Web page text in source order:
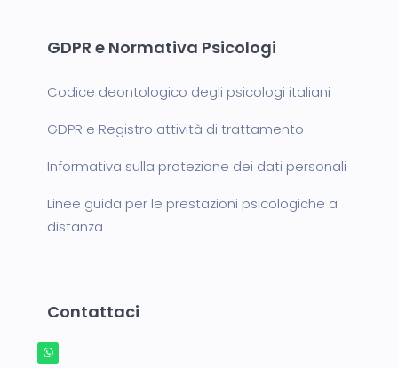
GDPR e Normativa Psicologi
Codice deontologico degli psicologi italiani
GDPR e Registro attività di trattamento
Informativa sulla protezione dei dati personali
Linee guida per le prestazioni psicologiche a
distanza
Contattaci